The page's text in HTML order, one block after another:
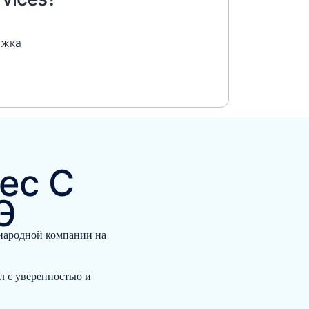
С
компании на
с уверенностью и